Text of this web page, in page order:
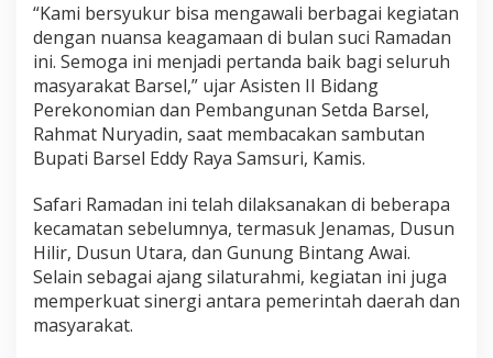
“Kami bersyukur bisa mengawali berbagai kegiatan
dengan nuansa keagamaan di bulan suci Ramadan
ini. Semoga ini menjadi pertanda baik bagi seluruh
masyarakat Barsel,” ujar Asisten II Bidang
Perekonomian dan Pembangunan Setda Barsel,
Rahmat Nuryadin, saat membacakan sambutan
Bupati Barsel Eddy Raya Samsuri, Kamis.
Safari Ramadan ini telah dilaksanakan di beberapa
kecamatan sebelumnya, termasuk Jenamas, Dusun
Hilir, Dusun Utara, dan Gunung Bintang Awai.
Selain sebagai ajang silaturahmi, kegiatan ini juga
memperkuat sinergi antara pemerintah daerah dan
masyarakat.